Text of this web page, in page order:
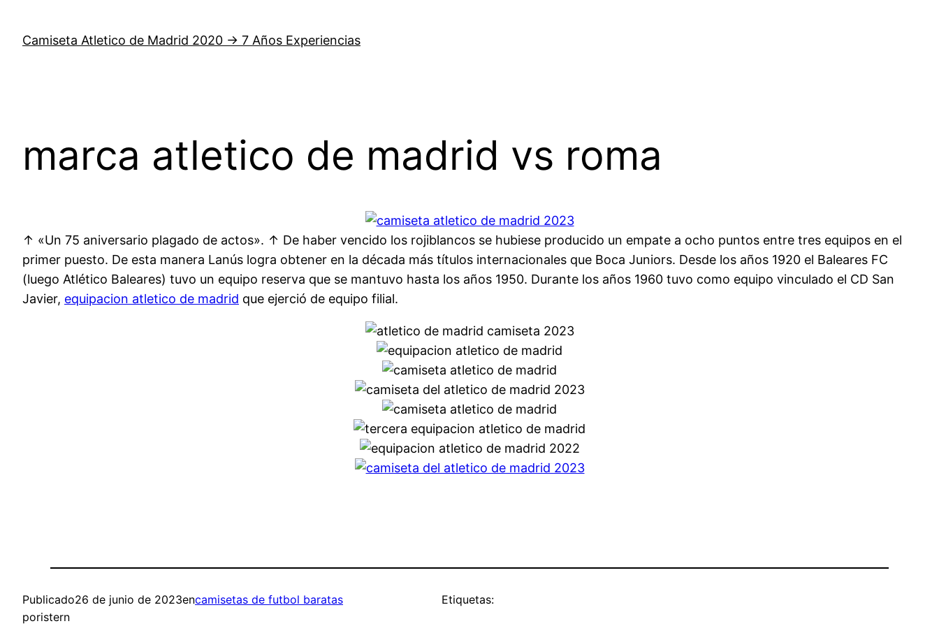
contenido
Camiseta Atletico de Madrid 2020 → 7 Años Experiencias
marca atletico de madrid vs roma
↑ «Un 75 aniversario plagado de actos». ↑ De haber vencido los rojiblancos se hubiese producido un empate a ocho puntos entre tres equipos en el
primer puesto. De esta manera Lanús logra obtener en la década más títulos internacionales que Boca Juniors. Desde los años 1920 el Baleares FC
(luego Atlético Baleares) tuvo un equipo reserva que se mantuvo hasta los años 1950. Durante los años 1960 tuvo como equipo vinculado el CD San
Javier, equipacion atletico de madrid que ejerció de equipo filial.
Publicado26 de junio de 2023encamisetas de futbol baratas
poristern
Etiquetas: